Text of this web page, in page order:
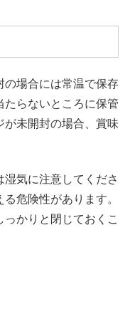
の場合には常温で保存
たらないところに保管
が未開封の場合、賞味
気に注意してくださ
危険性があります。
かりと閉じておくこ